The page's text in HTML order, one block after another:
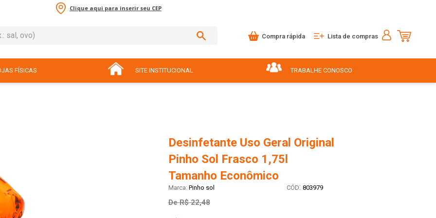
Clique aqui para inserir seu CEP
ovo)
Compra rápida Lista de compras
FÍSICAS SITE INSTITUCIONAL TRABALHE CONOSCO
Desinfetante Uso Geral Original
Pinho Sol Frasco 1,75l
Tamanho Econômico
Pinho sol : 803979
De R$ 22,48